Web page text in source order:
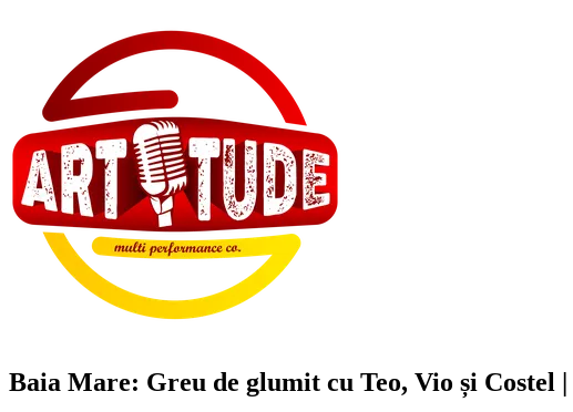
Baia Mare: Greu de glumit cu Teo, Vio și Costel |